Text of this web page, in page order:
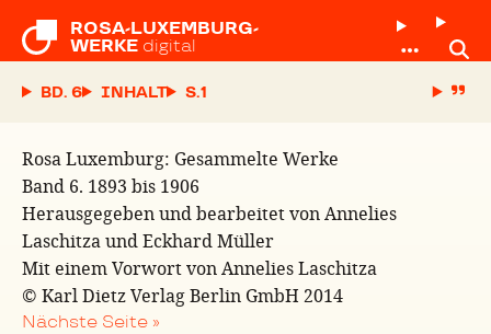
ROSA-LUXEMBURG-
WERKE digital
BD. 6 INHALT S.
Rosa Luxemburg: Gesammelte Werke
Band 6. 1893 bis 1906
Herausgegeben und bearbeitet von Annelies
Laschitza und Eckhard Müller
Mit einem Vorwort von Annelies Laschitza
© Karl Dietz Verlag Berlin GmbH 2014
Nächste Seite »